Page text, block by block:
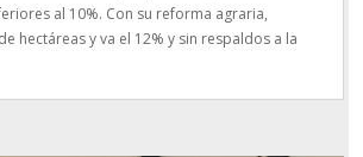
al 10%. Con su reforma agraria,
hectáreas y va el 12% y sin respaldos a la